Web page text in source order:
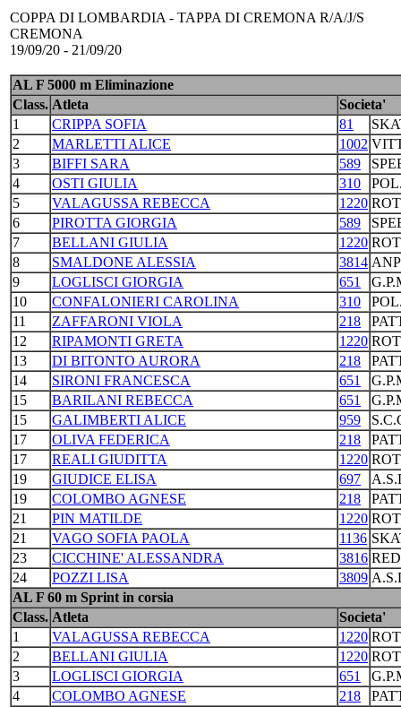
COPPA DI LOMBARDIA - TAPPA DI CREMONA R/A/J/S
CREMONA
19/09/20 - 21/09/20
AL F 5000 m Eliminazione
Class. Atleta
Societa'
1
CRIPPA SOFIA 81
2
MARLETTI ALICE 1002
3
BIFFI SARA 589
4
OSTI GIULIA 310
5
VALAGUSSA REBECCA 1220
6
PIROTTA GIORGIA 589
7
BELLANI GIULIA 1220
8
SMALDONE ALESSIA 3814
9
LOGLISCI GIORGIA 651
10
CONFALONIERI CAROLINA 310
11
ZAFFARONI VIOLA 218
12
RIPAMONTI GRETA 1220
13
DI BITONTO AURORA 218
14
SIRONI FRANCESCA 651
15
BARILANI REBECCA 651
15
GALIMBERTI ALICE 959
17
OLIVA FEDERICA 218
17
REALI GIUDITTA 1220
19
GIUDICE ELISA 697
19
COLOMBO AGNESE 218
21
PIN MATILDE 1220
21
VAGO SOFIA PAOLA 1136
23
CICCHINE' ALESSANDRA 3816
24
POZZI LISA 3809
AL F 60 m Sprint in corsia
Class. Atleta
Societa'
1
VALAGUSSA REBECCA 1220
2
BELLANI GIULIA 1220
3
LOGLISCI GIORGIA 651
4
COLOMBO AGNESE 218